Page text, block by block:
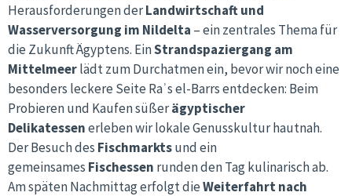
Herausforderungen derLandwirtschaft und
Wasserversorgung im Nildelta – ein zentrales Thema für
die Zukunft Ägyptens. EinStrandspaziergang am
Mittelmeerlädt zum Durchatmen ein, bevor wir noch eine
besonders leckere Seite Raʾs el-Barrs entdecken: Beim
Probieren und Kaufen süßerägyptischer
Delikatessenerleben wir lokale Genusskultur hautnah.
Der Besuch des Fischmarktsund ein
gemeinsames Fischessen runden den Tag kulinarisch ab.
Am späten Nachmittag erfolgt dieWeiterfahrt nach